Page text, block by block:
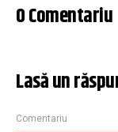
0 Comentariu
Lasă un
Comentariu